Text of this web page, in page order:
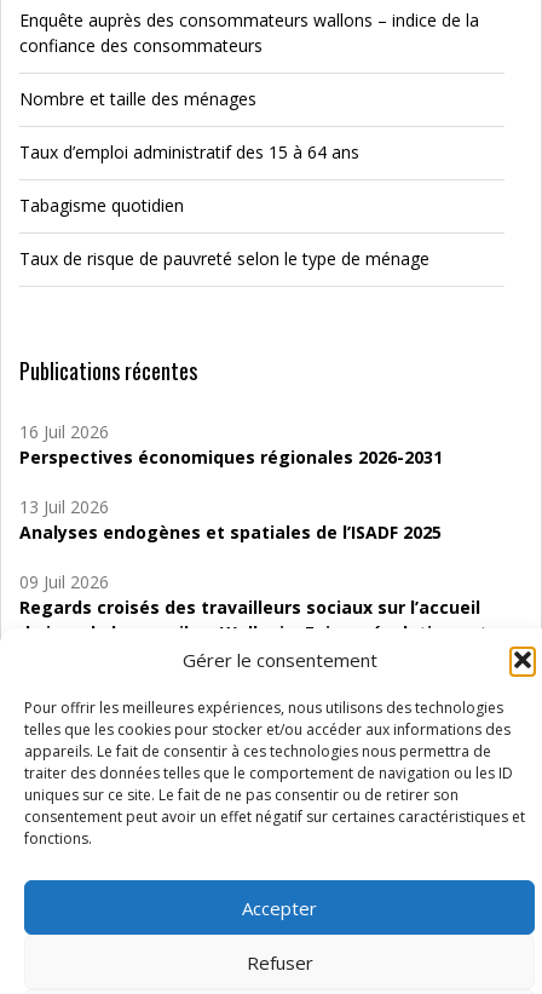
Gérer le consentement
Pour offrir les meilleures expériences, nous utilisons des technologies
telles que les cookies pour stocker et/ou accéder aux informations des
appareils. Le fait de consentir à ces technologies nous permettra de
traiter des données telles que le comportement de navigation ou les ID
uniques sur ce site. Le fait de ne pas consentir ou de retirer son
consentement peut avoir un effet négatif sur certaines caractéristiques et
fonctions.
Accepter
Refuser
Enquête auprès des consommateurs wallons – indice de la
confiance des consommateurs
Nombre et taille des ménages
Taux d’emploi administratif des 15 à 64 ans
Tabagisme quotidien
Taux de risque de pauvreté selon le type de ménage
Publications récentes
16 Juil 2026
Perspectives économiques régionales 2026-2031
13 Juil 2026
Analyses endogènes et spatiales de l’ISADF 2025
09 Juil 2026
Regards croisés des travailleurs sociaux sur l’accueil
de jour de bas seuil en Wallonie. Enjeux, évolutions et
06 Juil 2026
Étude d’évaluabilité des Structures
d’accompagnement à l’autocréation d’emploi (SAACE)
01 Juil 2026
Pénurie du personnel infirmier :quels indicateurs
Wallonie ?